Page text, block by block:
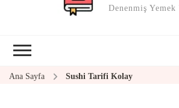
Denenmiş
Ana Sayfa Sushi Tarifi Kolay